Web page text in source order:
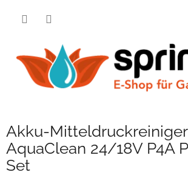
Akku-Mitteldruckreiniger
AquaClean 24/18V P4A
Set